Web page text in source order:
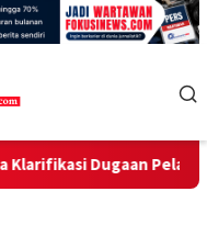
Pelanggaran